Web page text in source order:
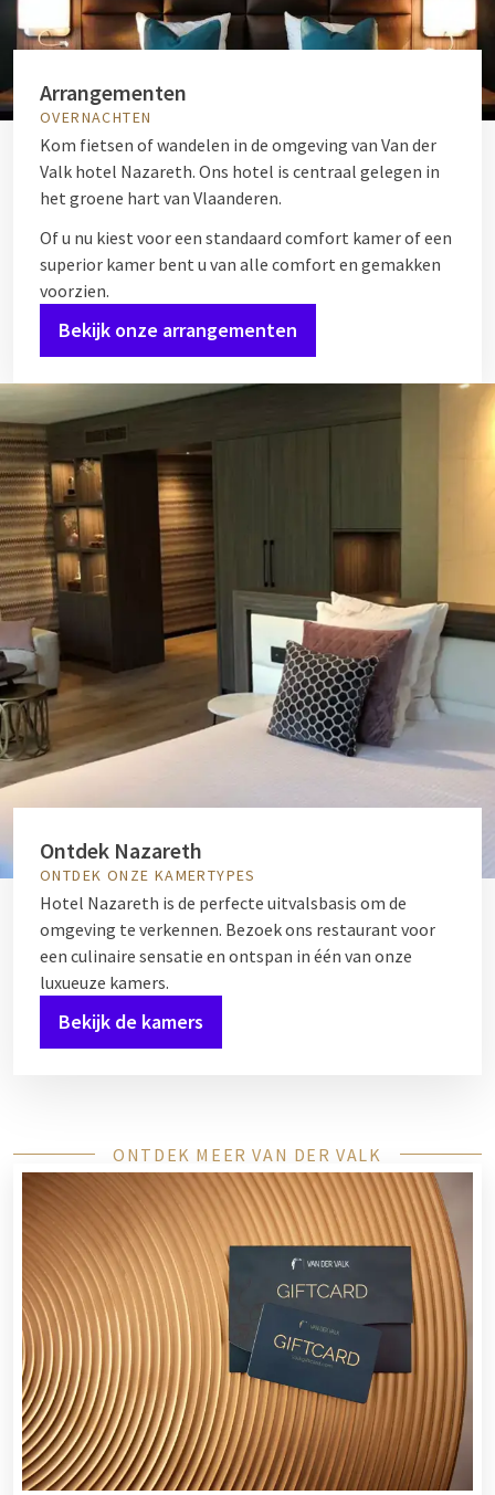
Arrangementen
OVERNACHTEN
Kom fietsen of wandelen in de omgeving van Van der
Valk hotel Nazareth. Ons hotel is centraal gelegen in
het groene hart van Vlaanderen.
Of u nu kiest voor een standaard comfort kamer of een
superior kamer bent u van alle comfort en gemakken
voorzien.
Bekijk onze arrangementen
Ontdek Nazareth
ONTDEK ONZE KAMERTYPES
Hotel Nazareth is de perfecte uitvalsbasis om de
omgeving te verkennen. Bezoek ons restaurant voor
een culinaire sensatie en ontspan in één van onze
luxueuze kamers.
Bekijk de kamers
ONTDEK MEER VAN DER VALK